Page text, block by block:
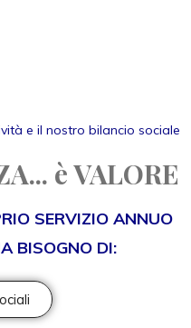
e il nostro bilancio sociale
è VALORE
SERVIZIO ANNUO
BISOGNO DI: